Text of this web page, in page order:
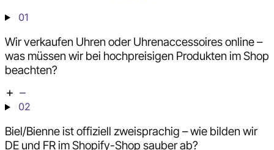
01
Wir verkaufen Uhren oder Uhrenaccessoires online –
was müssen wir bei hochpreisigen Produkten im Shop
beachten?
02
Biel/Bienne ist offiziell zweisprachig – wie bilden wir
DE und FR im Shopify-Shop sauber ab?